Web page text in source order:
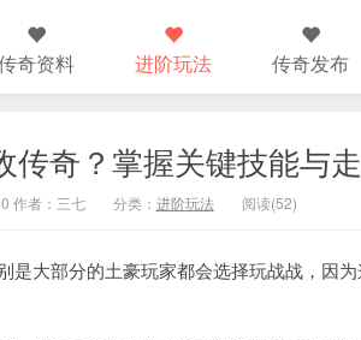
奇资料 进阶玩法 传奇发布
传奇？掌握关键技能与
作者：三七 分类： 进阶玩法 阅读(52)
大部分的土豪玩家都会选择玩战战，因为